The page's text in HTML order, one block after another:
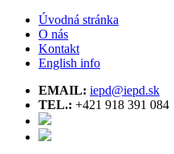
Úvodná stránka
O nás
Kontakt
English info
EMAIL: iepd@iepd.sk
TEL.: +421 918 391 084